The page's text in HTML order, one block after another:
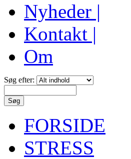
Nyheder |
Kontakt |
Om
Søg efter:
FORSIDE
STRESS